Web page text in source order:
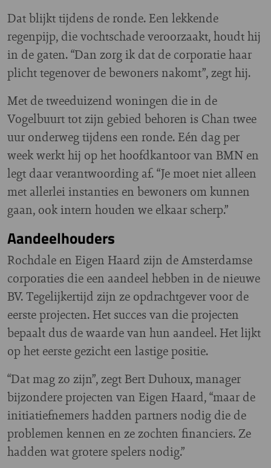
Dat blijkt tijdens de ronde. Een lekkende
regenpijp, die vochtschade veroorzaakt, houdt hij
in de gaten. “Dan zorg ik dat de corporatie haar
plicht tegenover de bewoners nakomt”, zegt hij.
Met de tweeduizend woningen die in de
Vogelbuurt tot zijn gebied behoren is Chan twee
uur onderweg tijdens een ronde. Eén dag per
week werkt hij op het hoofdkantoor van BMN en
legt daar verantwoording af. “Je moet niet alleen
met allerlei instanties en bewoners om kunnen
gaan, ook intern houden we elkaar scherp.”
Aandeelhouders
Rochdale en Eigen Haard zijn de Amsterdamse
corporaties die een aandeel hebben in de nieuwe
BV. Tegelijkertijd zijn ze opdrachtgever voor de
eerste projecten. Het succes van die projecten
bepaalt dus de waarde van hun aandeel. Het lijkt
op het eerste gezicht een lastige positie.
“Dat mag zo zijn”, zegt Bert Duhoux, manager
bijzondere projecten van Eigen Haard, “maar de
initiatiefnemers hadden partners nodig die de
problemen kennen en ze zochten financiers. Ze
hadden wat grotere spelers nodig.”